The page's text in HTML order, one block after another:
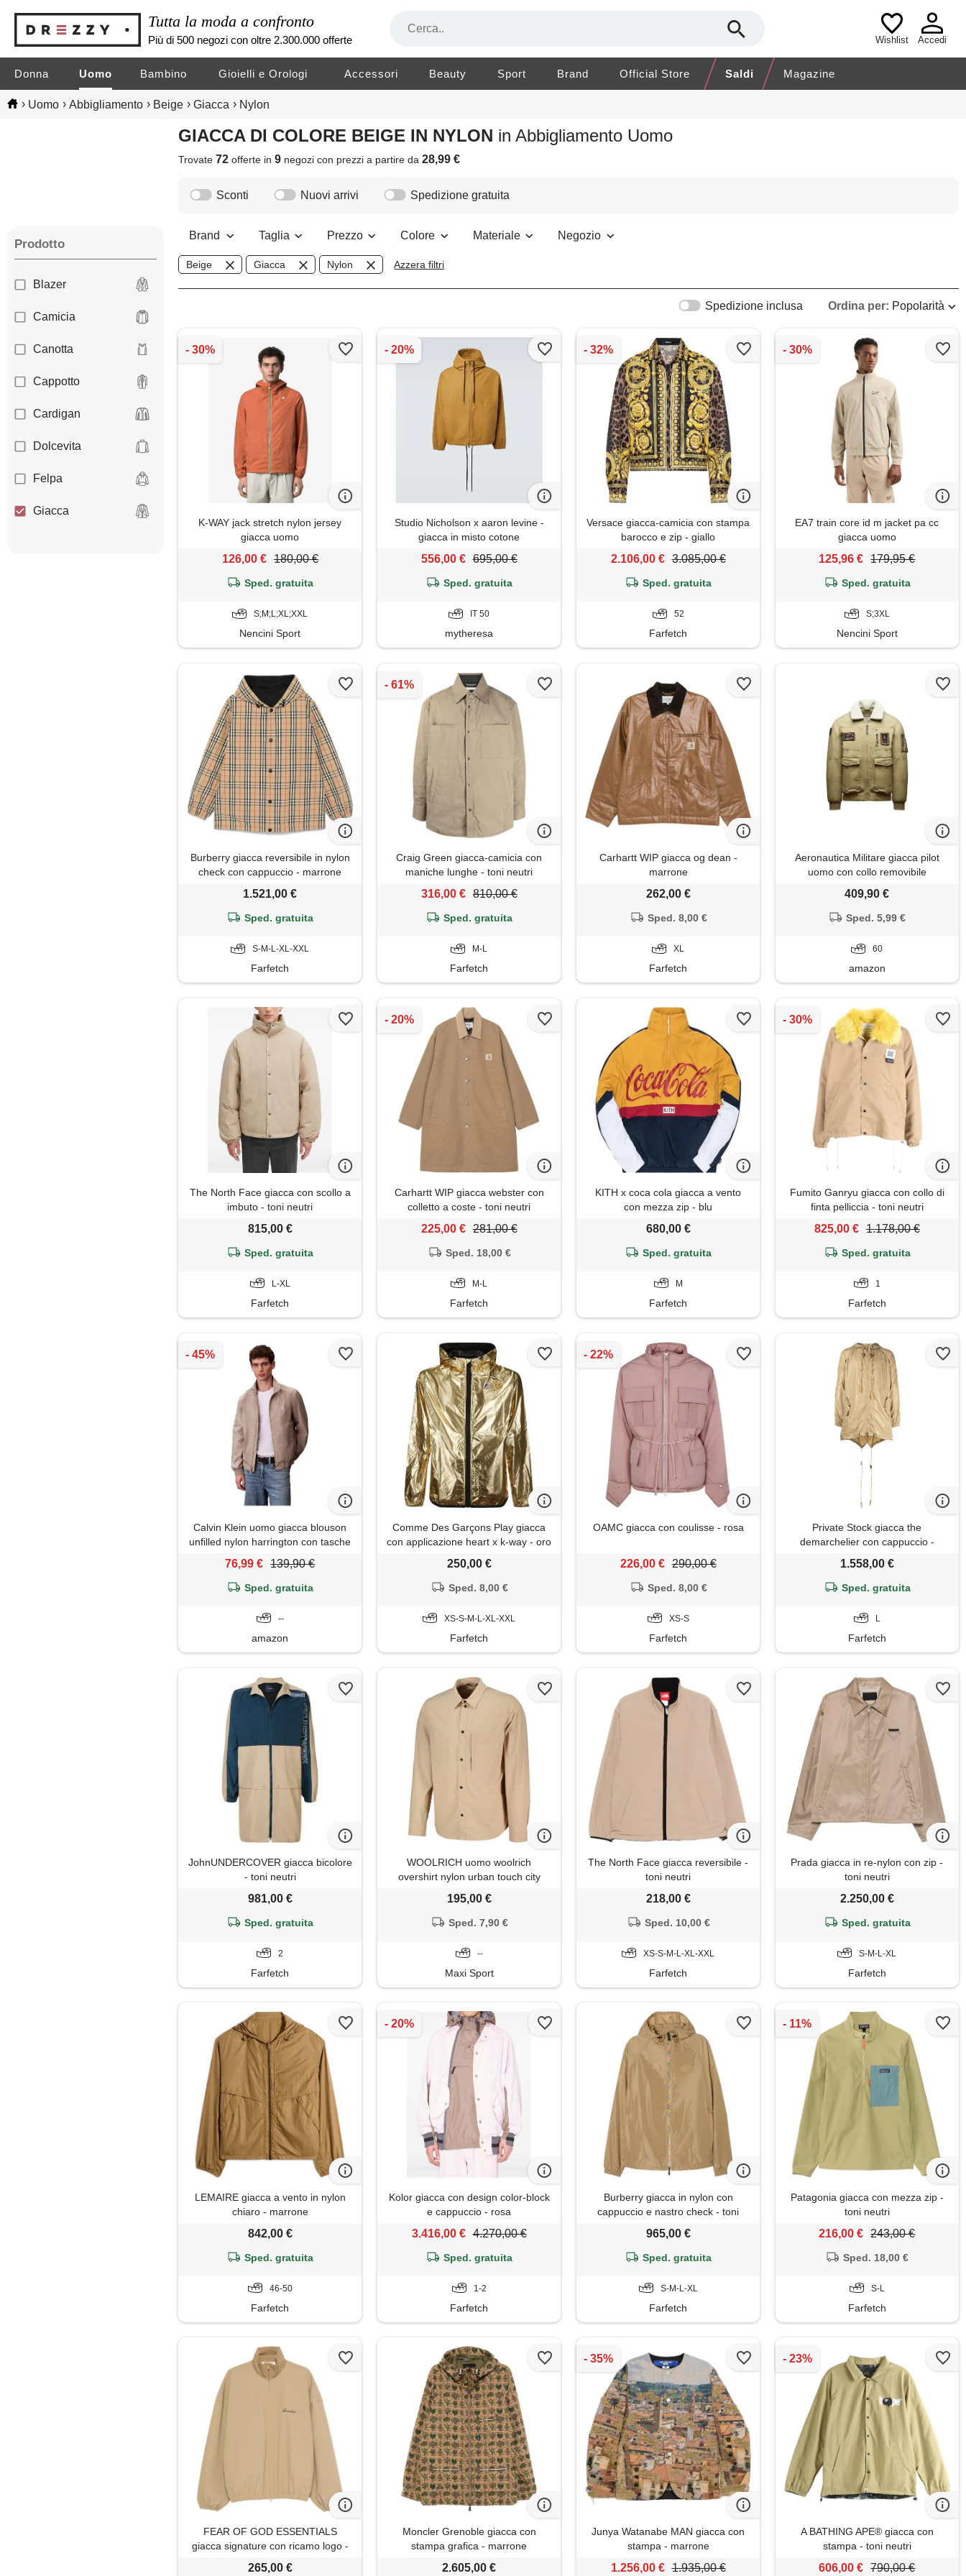
Tutta la moda a confronto
Più di 500 negozi con oltre 2.300.000 offerte Wishlist Accedi
Donna Uomo Bambino Gioielli e Orologi Accessori Beauty Sport Brand Official Store Saldi Magazine
› Uomo › Abbigliamento › Beige › Giacca › Nylon
GIACCA DI COLORE BEIGE IN NYLON in Abbigliamento Uomo
Trovate72 offerte in9 negozicon prezzi a partire da28,99 €
Prodotto
Blazer
Camicia
Canotta
Cappotto
Cardigan
Dolcevita
Felpa
Giacca
Sconti Nuovi arrivi Spedizione gratuita
Brand Taglia Prezzo Colore Materiale Negozio
Beige Giacca Nylon Azzera filtri
Ordina per: Popolarità
Spedizione inclusa
K-WAY jack stretch nylon jersey
giacca uomo
126,00 € 180,00 €
Sped. gratuita
S;M;L;XL;XXL
Nencini Sport
Studio Nicholson x aaron levine -
giacca in misto cotone
556,00 € 695,00 €
Sped. gratuita
IT 50
mytheresa
Versace giacca-camicia con stampa
barocco e zip - giallo
2.106,00 € 3.085,00 €
Sped. gratuita
52
Farfetch
EA7 train core id m jacket pa cc
giacca uomo
125,96 € 179,95 €
Sped. gratuita
S;3XL
Nencini Sport
Burberry giacca reversibile in nylon
check con cappuccio - marrone
1.521,00 €
Sped. gratuita
S-M-L-XL-XXL
Farfetch
Craig Green giacca-camicia con
maniche lunghe - toni neutri
316,00 € 810,00 €
Sped. gratuita
M-L
Farfetch
Carhartt WIP giacca og dean -
marrone
262,00 €
Sped. 8,00 €
XL
Farfetch
Aeronautica Militare giacca pilot
uomo con collo removibile
252ab3024uct03151
8057630555549-54 beige 54
409,90 €
Sped. 5,99 €
60
amazon
The North Face giacca con scollo a
imbuto - toni neutri
815,00 €
Sped. gratuita
L-XL
Farfetch
Carhartt WIP giacca webster con
colletto a coste - toni neutri
225,00 € 281,00 €
Sped. 18,00 €
M-L
Farfetch
KITH x coca cola giacca a vento
con mezza zip - blu
680,00 €
Sped. gratuita
M
Farfetch
Fumito Ganryu giacca con collo di
finta pelliccia - toni neutri
825,00 € 1.178,00 €
Sped. gratuita
1
Farfetch
Calvin Klein uomo giacca blouson
unfilled nylon harrington con tasche
76,99 € 139,90 €
Sped. gratuita
--
amazon
Comme Des Garçons Play giacca
con applicazione heart x k-way - oro
250,00 €
Sped. 8,00 €
XS-S-M-L-XL-XXL
Farfetch
OAMC giacca con coulisse - rosa
226,00 € 290,00 €
Sped. 8,00 €
XS-S
Farfetch
Private Stock giacca the
demarchelier con cappuccio -
1.558,00 €
Sped. gratuita
L
Farfetch
JohnUNDERCOVER giacca bicolore
- toni neutri
981,00 €
Sped. gratuita
2
Farfetch
WOOLRICH uomo woolrich
overshirt nylon urban touch city
195,00 €
Sped. 7,90 €
--
Maxi Sport
The North Face giacca reversibile -
toni neutri
218,00 €
Sped. 10,00 €
XS-S-M-L-XL-XXL
Farfetch
Prada giacca in re-nylon con zip -
toni neutri
2.250,00 €
Sped. gratuita
S-M-L-XL
Farfetch
LEMAIRE giacca a vento in nylon
chiaro - marrone
842,00 €
Sped. gratuita
46-50
Farfetch
Kolor giacca con design color-block
e cappuccio - rosa
3.416,00 € 4.270,00 €
Sped. gratuita
1-2
Farfetch
Burberry giacca in nylon con
cappuccio e nastro check - toni
965,00 €
Sped. gratuita
S-M-L-XL
Farfetch
Patagonia giacca con mezza zip -
toni neutri
216,00 € 243,00 €
Sped. 18,00 €
S-L
Farfetch
FEAR OF GOD ESSENTIALS
giacca signature con ricamo logo -
toni neutri
265,00 €
Moncler Grenoble giacca con
stampa grafica - marrone
2.605,00 €
Junya Watanabe MAN giacca con
stampa - marrone
1.256,00 € 1.935,00 €
A BATHING APE® giacca con
stampa - toni neutri
606,00 € 790,00 €